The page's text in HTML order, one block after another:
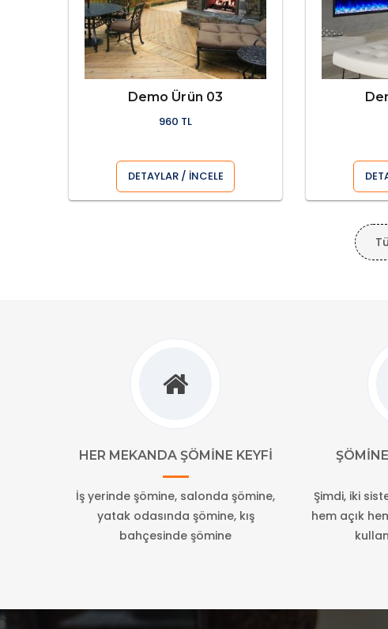
Demo Ürün 03
960 TL
DETAYLAR / İNCELE
HER MEKANDA ŞÖMINE KEYFI
İş yerinde şömine, salonda şömine,
yatak odasında şömine, kış
bahçesinde şömine
Şimdi, iki
hem açık